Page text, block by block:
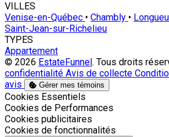
VILLES
Venise-en-Québec • Chambly •
Saint-Jean-sur-Richelieu
TYPES
Appartement
© 2026 EstateFunnel . Tous droits
confidentialité Avis de collecte
avis
Gérer mes témoins
Activer
Cookies Essentiels
Activer
Cookies de Performances
Activer
Cookies publicitaires
Activer
Cookies de fonctionnalités